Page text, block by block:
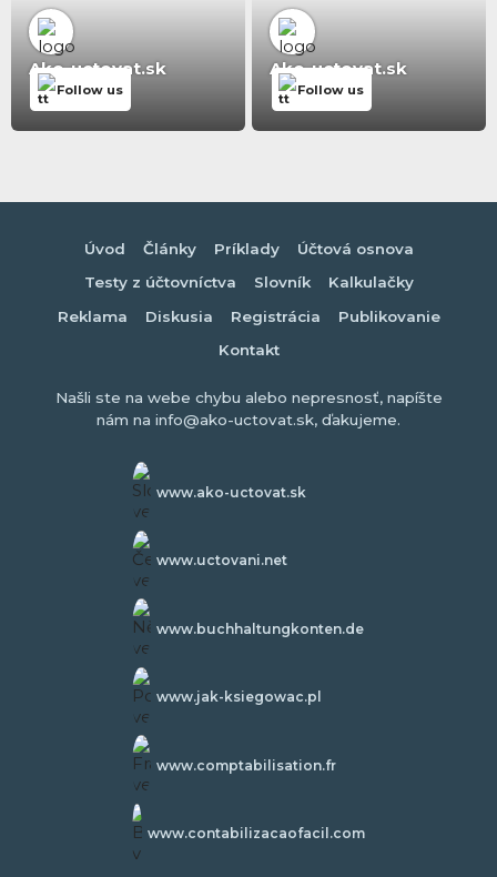
Ako-uctovat.sk
Follow us
Ako-uctovat.sk
Follow us
Úvod Články Príklady
Účtová osnova
Testy z účtovníctva
Slovník
Kalkulačky
Reklama
Diskusia Registrácia
Publikovanie
Kontakt
Našli ste na webe chybu alebo nepresnosť, napíšte
nám na info@ako-uctovat.sk, ďakujeme.
www.ako-uctovat.sk
www.uctovani.net
www.buchhaltungkonten.de
www.jak-ksiegowac.pl
www.comptabilisation.fr
www.contabilizacaofacil.com